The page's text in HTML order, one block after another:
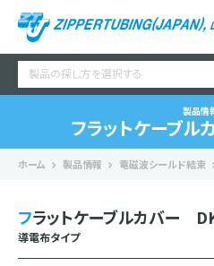
製品の探し方を選択する
製品情
フラットケーブ
ホーム 製品情報 電磁波シールド結束
フラットケーブルカバー
導電布タイプ